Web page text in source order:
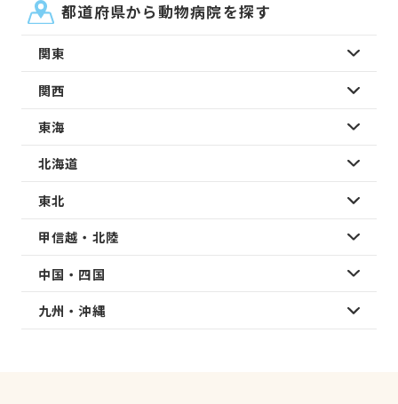
都道府県から動物病院を探す
関東
関西
東海
北海道
東北
甲信越・北陸
中国・四国
九州・沖縄